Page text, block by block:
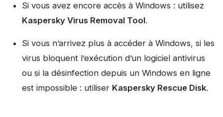
Si vous avez encore accès à Windows : utilisez
Kaspersky Virus Removal Tool.
Si vous n’arrivez plus à accéder à Windows, si les
virus bloquent l’exécution d’un logiciel antivirus
ou si la désinfection depuis un Windows en ligne
est impossible : utiliser Kaspersky Rescue Disk.